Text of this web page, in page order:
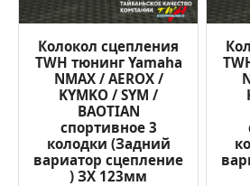
Колокол сцепления
TWH тюнинг Yamaha
NMAX / AEROX /
KYMKO / SYM /
BAOTIAN
спортивное 3
колодки (Задний
вариатор сцепление
) ЗХ 123мм